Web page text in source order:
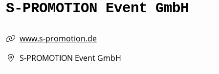
S-PROMOTION Event GmbH
www.s-promotion.de
S-PROMOTION Event GmbH